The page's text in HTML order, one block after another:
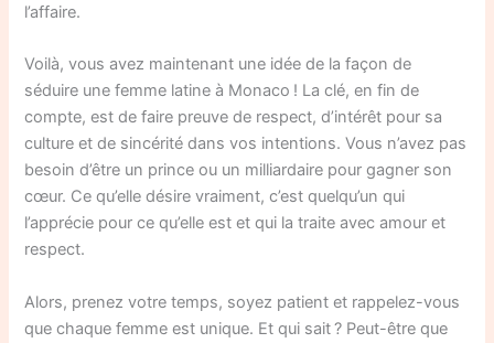
l’affaire.
Voilà, vous avez maintenant une idée de la façon de
séduire une femme latine à Monaco ! La clé, en fin de
compte, est de faire preuve de respect, d’intérêt pour sa
culture et de sincérité dans vos intentions. Vous n’avez pas
besoin d’être un prince ou un milliardaire pour gagner son
cœur. Ce qu’elle désire vraiment, c’est quelqu’un qui
l’apprécie pour ce qu’elle est et qui la traite avec amour et
respect.
Alors, prenez votre temps, soyez patient et rappelez-vous
que chaque femme est unique. Et qui sait ? Peut-être que